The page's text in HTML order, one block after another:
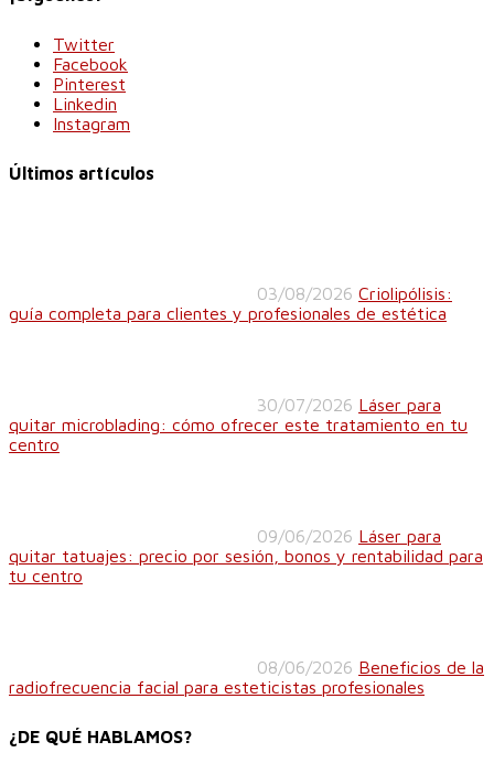
Twitter
Facebook
Pinterest
Linkedin
Instagram
Últimos artículos
03/08/2026 Criolipólisis:
guía completa para clientes y profesionales de estética
30/07/2026 Láser para
quitar microblading: cómo ofrecer este tratamiento en tu
centro
09/06/2026 Láser para
quitar tatuajes: precio por sesión, bonos y rentabilidad para
tu centro
08/06/2026 Beneficios de la
radiofrecuencia facial para esteticistas profesionales
¿DE QUÉ HABLAMOS?